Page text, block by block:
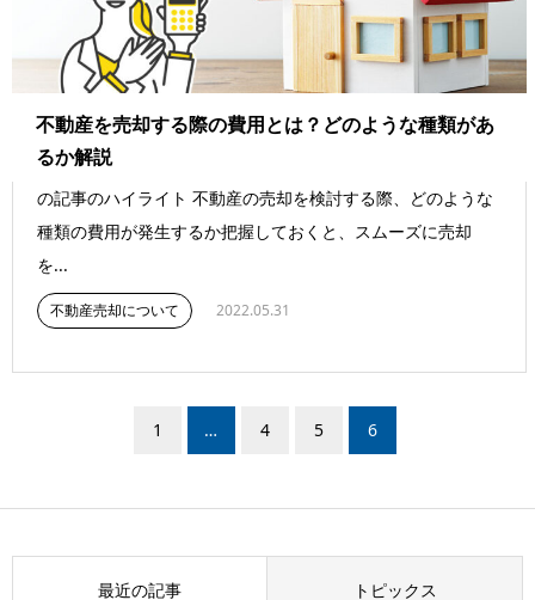
不動産を売却する際の費用とは？どのような種類があ
るか解説
の記事のハイライト 不動産の売却を検討する際、どのような
種類の費用が発生するか把握しておくと、スムーズに売却
を...
不動産売却について 2022.05.31
1 … 4 5 6
最近の記事 トピックス